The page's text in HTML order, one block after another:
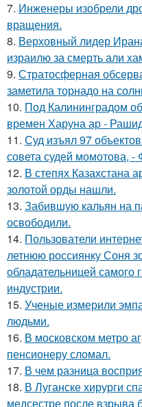
7. Инженеры изобрели
вращения.
8. Верховный лидер
израилю за смерть али
9. Стратосферная
заметила торнадо на
10. Под Калининградом
времен Харуна ар -
11. Суд изъял 97
совета судей момотова,
12. В степях Казахстана
золотой орды нашли.
13. Забившую кальян на
освободили.
14. Пользователи
летнюю россиянку Соня
обладательницей самого
индустрии.
15. Ученые измерили
людьми.
16. В московском метро
пенсионеру сломал.
17. В чем разница
18. В Луганске хирурги
медсестре после взрыва